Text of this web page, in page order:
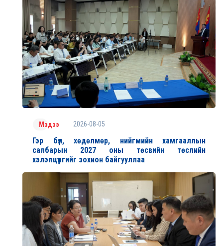
Мэдээ 2026-08-05
Гэр бүл, хөдөлмөр, нийгмийн хамгааллын
салбарын 2027 оны төсвийн төслийн
хэлэлцүүлгийг зохион байгууллаа